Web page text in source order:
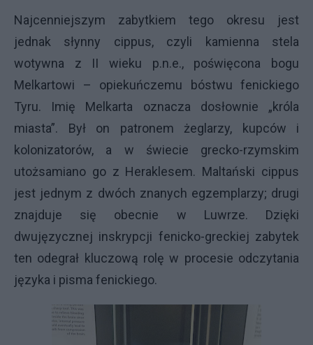
Najcenniejszym zabytkiem tego okresu jest
jednak słynny cippus, czyli kamienna stela
wotywna z II wieku p.n.e., poświęcona bogu
Melkartowi – opiekuńczemu bóstwu fenickiego
Tyru. Imię Melkarta oznacza dosłownie „króla
miasta”. Był on patronem żeglarzy, kupców i
kolonizatorów, a w świecie grecko-rzymskim
utożsamiano go z Heraklesem. Maltański cippus
jest jednym z dwóch znanych egzemplarzy; drugi
znajduje się obecnie w Luwrze. Dzięki
dwujęzycznej inskrypcji fenicko-greckiej zabytek
ten odegrał kluczową rolę w procesie odczytania
języka i pisma fenickiego.